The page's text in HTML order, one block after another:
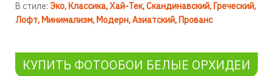
В стиле: Эко Классика Хай-Тек Скандинавский Греческий
Лофт Минимализм Модерн Азиатский Прованс
КУПИТЬ ФОТООБОИ БЕЛЫЕ ОРХИДЕИ